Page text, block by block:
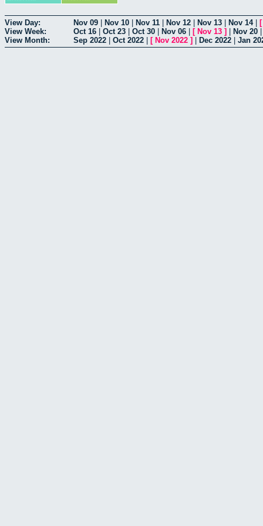
View Day: Nov 09 Nov 10 Nov 11 Nov 12 Nov 13 Nov 14|
View Week:
Oct 16 Oct 23 Oct 30 Nov 06 [ Nov 13 ] Nov 20
View Month:
Sep 2022 Oct 2022 [ Nov 2022 ] Dec 2022 Jan